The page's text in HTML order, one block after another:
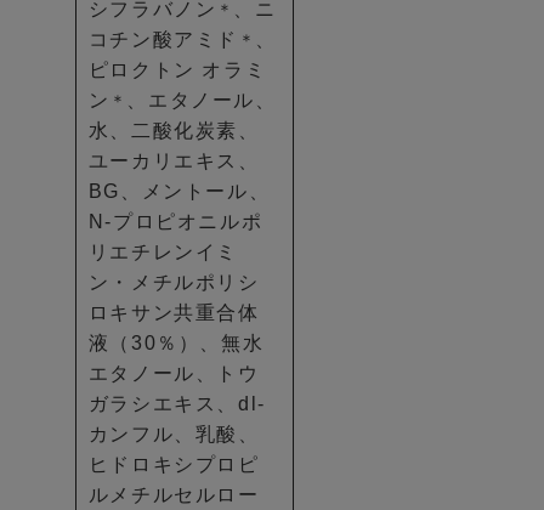
シフラバノン ＊
、ニ
コチン酸アミド ＊
ピロクトン オラミ
ン ＊
、エタノール、
水、二酸化炭素、
ユーカリエキス、
BG、メントール、
N-プロピオニルポ
リエチレンイミ
ン・メチルポリシ
ロキサン共重合体
液（30％）、無水
エタノール、トウ
ガラシエキス、dl-
カンフル、乳酸、
ヒドロキシプロピ
ルメチルセルロー